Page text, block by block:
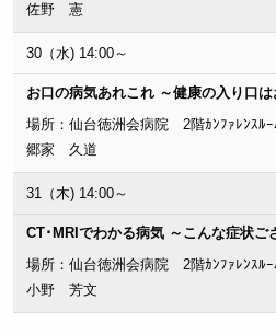
佐野 憲
30（水) 14:00～
お口の病気あれこれ ～健康の入り口は
場所：仙台徳洲会病院 2階ｶﾝﾌｧﾚﾝｽﾙ
郷家 久道
31（木) 14:00～
CT･MRIでわかる病気 ～こんな症状ご
場所：仙台徳洲会病院 2階ｶﾝﾌｧﾚﾝｽﾙ
小野 芳文